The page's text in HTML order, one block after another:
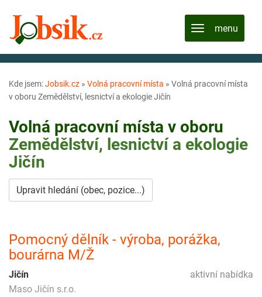
Kde jsem:Jobsik.cz » Volná pracovní místa » Volná pracovní místa
v oboru Zemědělství, lesnictví a ekologie Jičín
Volná pracovní místa v oboru
Zemědělství, lesnictví a ekologie
Jičín
Upravit hledání (obec, pozice...)
Pomocný dělník - výroba, porážka,
bourárna M/Ž
aktivní nabídka
Jičín
Maso Jičín s.r.o.